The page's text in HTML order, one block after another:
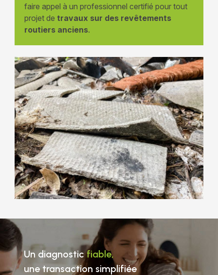
faire appel à un professionnel certifié pour tout
projet de travaux sur des revêtements
routiers anciens.
Un diagnosticfiable,
une transaction simplifiée